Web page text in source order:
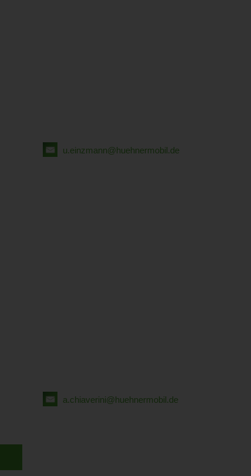
u.einzmann@huehnermobil.de
a.chiaverini@huehnermobil.de